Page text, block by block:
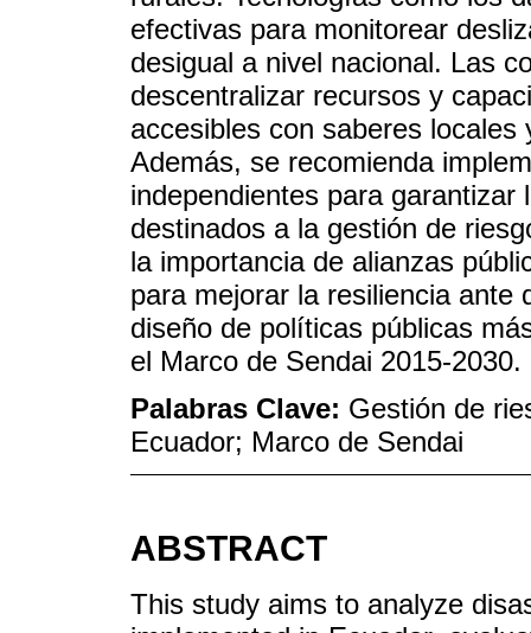
efectivas para monitorear
desigual a nivel nacional. Las
descentralizar recursos y
accesibles con saberes
Además, se recomienda
independientes para
destinados a la gestión de
la importancia de alianzas
para mejorar la resiliencia ante
diseño de políticas públicas
el Marco de Sendai 2015-2030.
Palabras Clave: Gestión de
Ecuador; Marco de Sendai
ABSTRACT
This study aims to analyze